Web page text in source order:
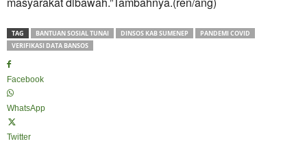
TAG BANTUAN SOSIAL TUNAI DINSOS KAB SUMENEP
PANDEMI COVID
VERIFIKASI DATA BANSOS
Facebook
WhatsApp
Twitter